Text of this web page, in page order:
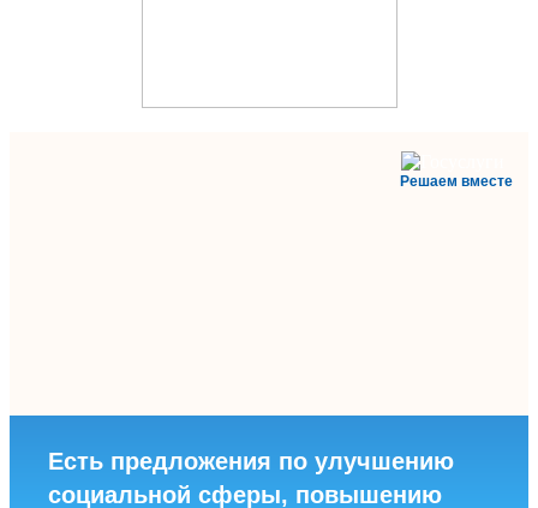
Решаем вместе
Есть предложения по улучшению
социальной сферы, повышению